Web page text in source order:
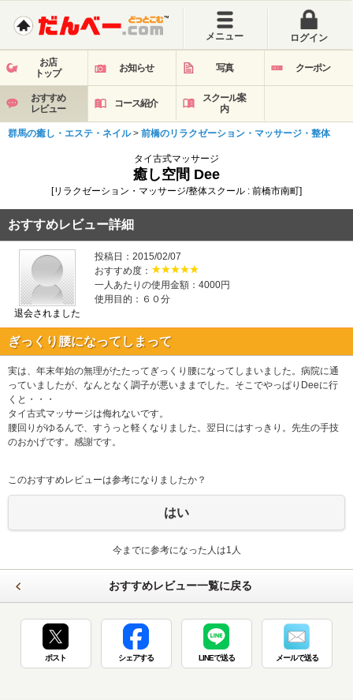
メニュー ログイン
お店
トップ
お知らせ 写真 クーポン
おすすめ
レビュー
コース紹介
スクール案
内
群馬の癒し・エステ・ネイル> 前橋のリラクゼーション・マッサージ・整体
タイ古式マッサージ
癒し空間 Dee
[リラクゼーション・マッサージ/整体スクール : 前橋市南町]
おすすめレビュー詳細
退会されました
投稿日：2015/02/07
おすすめ度：
一人あたりの使用金額：4000円
使用目的：６０分
ぎっくり腰になってしまって
実は、年末年始の無理がたたってぎっくり腰になってしまいました。病院に通
っていましたが、なんとなく調子が悪いままでした。そこでやっぱりDeeに行
くと・・・
タイ古式マッサージは侮れないです。
腰回りがゆるんで、すうっと軽くなりました。翌日にはすっきり。先生の手技
のおかげです。感謝です。
このおすすめレビューは参考になりましたか？
はい
今までに参考になった人は1人
おすすめレビュー一覧に戻る
ポスト シェアする LINEで送る メールで送る